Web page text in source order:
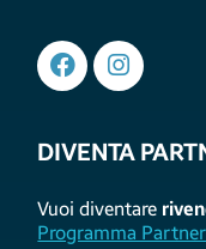
DIVENTA
Vuoi diventare
Programma